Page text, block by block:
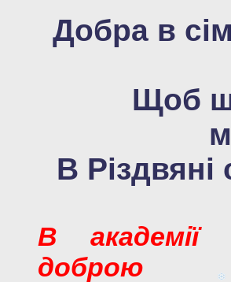
Добра в
Щоб
В Різдвяні
В
доброю